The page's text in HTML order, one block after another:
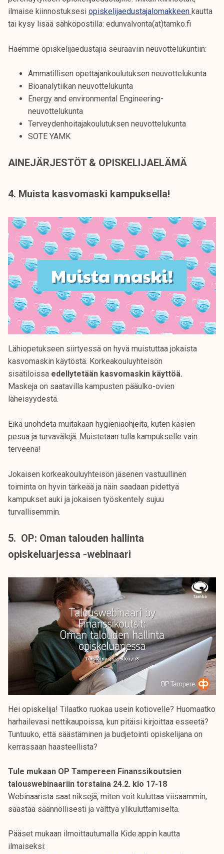
ilmaise kiinnostuksesi opiskelijaedustajalomakkeen kautta
tai kysy lisää sähköpostilla: edunvalvonta(at)tamko.fi
Haemme opiskelijaedustajia seuraaviin neuvottelukuntiin:
Ammatillisen opettajankoulutuksen neuvottelukunta
Bioanalytiikan neuvottelukunta
Energy and environmental Engineering-
neuvottelukunta
Terveydenhoitajakoulutuksen neuvottelukunta
SOTE YAMK
AINEJÄRJESTÖT & OPISKELIJAELÄMÄ
4. Muista kasvomaski kampuksella!
Lähiopetukseen siirtyessä on hyvä muistuttaa jokaista
kasvomaskin käytöstä. Korkeakouluyhteisön
sisätiloissa edellytetään kasvomaskin käyttöä.
Maskeja on saatavilla kampusten pääulko-ovien
läheisyydestä.
Eikä unohdeta muitakaan hygieniaohjeita, kuten käsien
pesua ja turvavälejä. Muistetaan tulla kampukselle vain
terveenä!
Jokaisen korkeakouluyhteisön jäsenen vastuullinen
toiminta on hyvin tärkeää ja näin saadaan pidettyä
kampukset auki ja jokaisen työskentely sujuu
turvallisemmin.
5. OP: Oman talouden hallinta
opiskeluarjessa -webinaari
Hei opiskelija! Tilaatko ruokaa usein kotiovelle? Huomaatko
harhailevasi nettikaupoissa, kun pitäisi kirjoittaa esseetä?
Tuntuuko, että säästäminen ja budjetointi opiskelijana on
kerrassaan haasteellista?
Tule mukaan OP Tampereen Finanssikoutsien
talouswebinaariin torstaina 24.2. klo 17-18
Webinaarista saat niksejä, miten voit kuluttaa viisaammin,
säästää säännöllisesti ja välttyä ylikuluttamiselta.
Pääset mukaan ilmoittautumalla Kide.appin kautta
ilmaiseksi: